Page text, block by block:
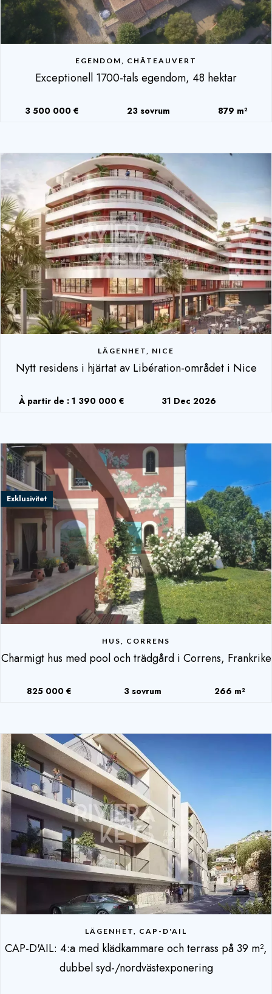
EGENDOM, CHÂTEAUVERT
Exceptionell 1700-tals egendom, 48 hektar
3 500 000 € 23 sovrum 879 m²
LÄGENHET, NICE
Nytt residens i hjärtat av Libération-området i Nice
À partir de : 1 390 000 € 31 Dec 2026
HUS, CORRENS
Charmigt hus med pool och trädgård i Correns, Frankrike
825 000 € 3 sovrum 266 m²
Exklusivitet
LÄGENHET, CAP-D'AIL
CAP-D'AIL: 4:a med klädkammare och terrass på 39 m²,
dubbel syd-/nordvästexponering